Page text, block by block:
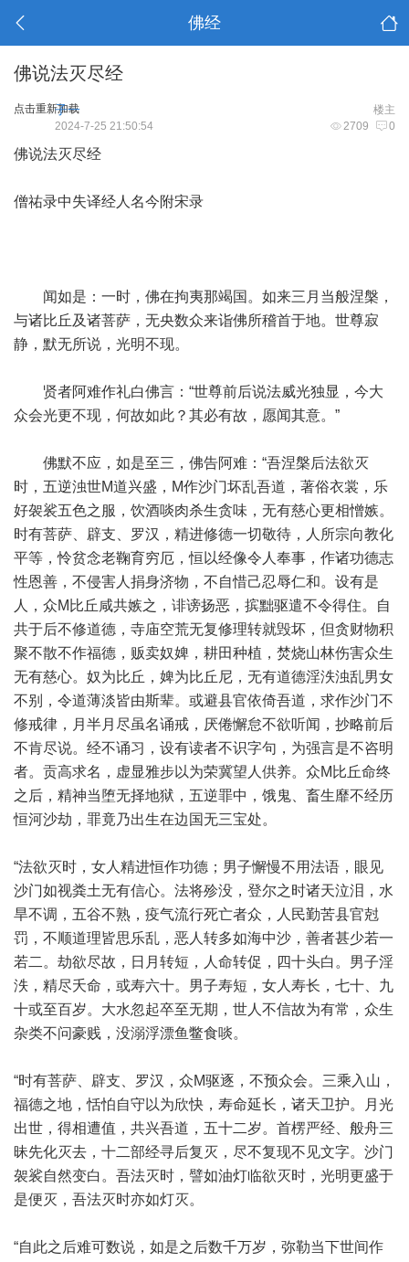
佛经
佛说法灭尽经
点击重新加载 楼主
子一
2709 0
2024-7-25 21:50:54
佛说法灭尽经
僧祐录中失译经人名今附宋录
闻如是：一时，佛在拘夷那竭国。如来三月当般涅槃，
与诸比丘及诸菩萨，无央数众来诣佛所稽首于地。世尊寂
静，默无所说，光明不现。
贤者阿难作礼白佛言：“世尊前后说法威光独显，今大
众会光更不现，何故如此？其必有故，愿闻其意。”
佛默不应，如是至三，佛告阿难：“吾涅槃后法欲灭
时，五逆浊世M道兴盛，M作沙门坏乱吾道，著俗衣裳，乐
好袈裟五色之服，饮酒啖肉杀生贪味，无有慈心更相憎嫉。
时有菩萨、辟支、罗汉，精进修德一切敬待，人所宗向教化
平等，怜贫念老鞠育穷厄，恒以经像令人奉事，作诸功德志
性恩善，不侵害人捐身济物，不自惜己忍辱仁和。设有是
人，众M比丘咸共嫉之，诽谤扬恶，摈黜驱遣不令得住。自
共于后不修道德，寺庙空荒无复修理转就毁坏，但贪财物积
聚不散不作福德，贩卖奴婢，耕田种植，焚烧山林伤害众生
无有慈心。奴为比丘，婢为比丘尼，无有道德淫泆浊乱男女
不别，令道薄淡皆由斯辈。或避县官依倚吾道，求作沙门不
修戒律，月半月尽虽名诵戒，厌倦懈怠不欲听闻，抄略前后
不肯尽说。经不诵习，设有读者不识字句，为强言是不咨明
者。贡高求名，虚显雅步以为荣冀望人供养。众M比丘命终
之后，精神当堕无择地狱，五逆罪中，饿鬼、畜生靡不经历
恒河沙劫，罪竟乃出生在边国无三宝处。
“法欲灭时，女人精进恒作功德；男子懈慢不用法语，眼见
沙门如视粪土无有信心。法将殄没，登尔之时诸天泣泪，水
旱不调，五谷不熟，疫气流行死亡者众，人民勤苦县官尅
罚，不顺道理皆思乐乱，恶人转多如海中沙，善者甚少若一
若二。劫欲尽故，日月转短，人命转促，四十头白。男子淫
泆，精尽夭命，或寿六十。男子寿短，女人寿长，七十、九
十或至百岁。大水忽起卒至无期，世人不信故为有常，众生
杂类不问豪贱，没溺浮漂鱼鳖食啖。
“时有菩萨、辟支、罗汉，众M驱逐，不预众会。三乘入山，
福德之地，恬怕自守以为欣快，寿命延长，诸天卫护。月光
出世，得相遭值，共兴吾道，五十二岁。首楞严经、般舟三
昧先化灭去，十二部经寻后复灭，尽不复现不见文字。沙门
袈裟自然变白。吾法灭时，譬如油灯临欲灭时，光明更盛于
是便灭，吾法灭时亦如灯灭。
“自此之后难可数说，如是之后数千万岁，弥勒当下世间作